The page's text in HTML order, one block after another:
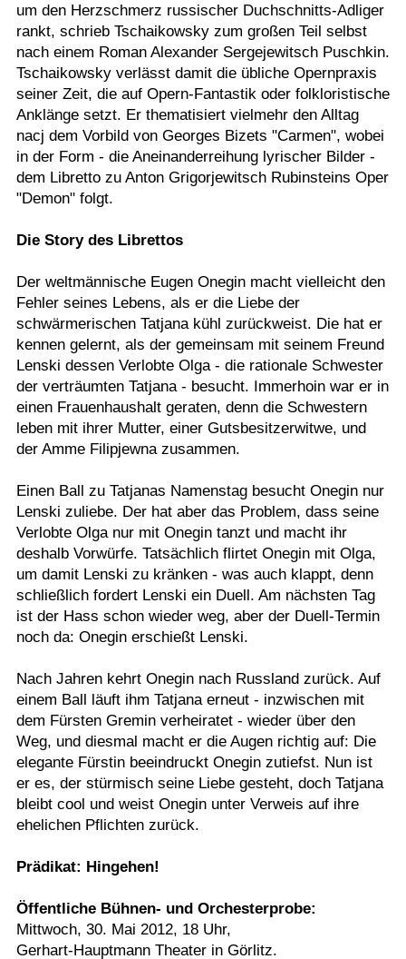
um den Herzschmerz russischer Duchschnitts-Adliger
rankt, schrieb Tschaikowsky zum großen Teil selbst
nach einem Roman Alexander Sergejewitsch Puschkin.
Tschaikowsky verlässt damit die übliche Opernpraxis
seiner Zeit, die auf Opern-Fantastik oder folkloristische
Anklänge setzt. Er thematisiert vielmehr den Alltag
nacj dem Vorbild von Georges Bizets "Carmen", wobei
in der Form - die Aneinanderreihung lyrischer Bilder -
dem Libretto zu Anton Grigorjewitsch Rubinsteins Oper
"Demon" folgt.
Die Story des Librettos
Der weltmännische Eugen Onegin macht vielleicht den
Fehler seines Lebens, als er die Liebe der
schwärmerischen Tatjana kühl zurückweist. Die hat er
kennen gelernt, als der gemeinsam mit seinem Freund
Lenski dessen Verlobte Olga - die rationale Schwester
der verträumten Tatjana - besucht. Immerhoin war er in
einen Frauenhaushalt geraten, denn die Schwestern
leben mit ihrer Mutter, einer Gutsbesitzerwitwe, und
der Amme Filipjewna zusammen.
Einen Ball zu Tatjanas Namenstag besucht Onegin nur
Lenski zuliebe. Der hat aber das Problem, dass seine
Verlobte Olga nur mit Onegin tanzt und macht ihr
deshalb Vorwürfe. Tatsächlich flirtet Onegin mit Olga,
um damit Lenski zu kränken - was auch klappt, denn
schließlich fordert Lenski ein Duell. Am nächsten Tag
ist der Hass schon wieder weg, aber der Duell-Termin
noch da: Onegin erschießt Lenski.
Nach Jahren kehrt Onegin nach Russland zurück. Auf
einem Ball läuft ihm Tatjana erneut - inzwischen mit
dem Fürsten Gremin verheiratet - wieder über den
Weg, und diesmal macht er die Augen richtig auf: Die
elegante Fürstin beeindruckt Onegin zutiefst. Nun ist
er es, der stürmisch seine Liebe gesteht, doch Tatjana
bleibt cool und weist Onegin unter Verweis auf ihre
ehelichen Pflichten zurück.
Prädikat: Hingehen!
Öffentliche Bühnen- und Orchesterprobe:
Mittwoch, 30. Mai 2012, 18 Uhr,
Gerhart-Hauptmann Theater in Görlitz.